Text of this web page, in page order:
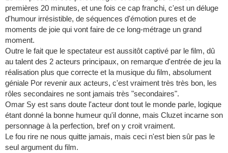
premières 20 minutes, et une fois ce cap franchi, c'est un déluge
d'humour irrésistible, de séquences d'émotion pures et de
moments de joie qui vont faire de ce long-métrage un grand
moment.
Outre le fait que le spectateur est aussitôt captivé par le film, dû
au talent des 2 acteurs principaux, on remarque d'entrée de jeu la
réalisation plus que correcte et la musique du film, absolument
géniale Por revenir aux acteurs, c'est vraiment très très bon, les
rôles secondaires ne sont jamais très "secondaires".
Omar Sy est sans doute l'acteur dont tout le monde parle, logique
étant donné la bonne humeur qu'il donne, mais Cluzet incarne son
personnage à la perfection, bref on y croit vraiment.
Le fou rire ne nous quitte jamais, mais ceci n'est bien sûr pas le
seul argument du film.